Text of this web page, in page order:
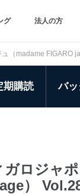
グ 法人の方
（madame FIGARO
期購読 バ
ガロジャ
）